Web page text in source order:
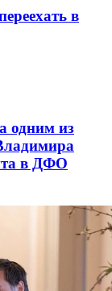
в
одним из
в ДФО